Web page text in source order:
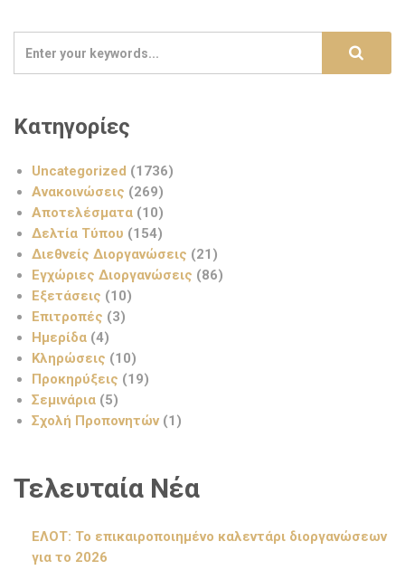
Κατηγορίες
Uncategorized (1736)
Ανακοινώσεις (269)
Αποτελέσματα (10)
Δελτία Τύπου (154)
Διεθνείς Διοργανώσεις (21)
Εγχώριες Διοργανώσεις (86)
Εξετάσεις (10)
Επιτροπές (3)
Ημερίδα (4)
Κληρώσεις (10)
Προκηρύξεις (19)
Σεμινάρια (5)
Σχολή Προπονητών (1)
Τελευταία Νέα
ΕΛΟΤ: Το επικαιροποιημένο καλεντάρι διοργανώσεων
για το 2026